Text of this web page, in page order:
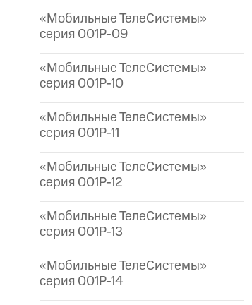
«Мобильные ТелеСистемы»
серия 001P-09
«Мобильные ТелеСистемы»
серия 001P-10
«Мобильные ТелеСистемы»
серия 001P-11
«Мобильные ТелеСистемы»
серия 001P-12
«Мобильные ТелеСистемы»
серия 001P-13
«Мобильные ТелеСистемы»
серия 001P-14